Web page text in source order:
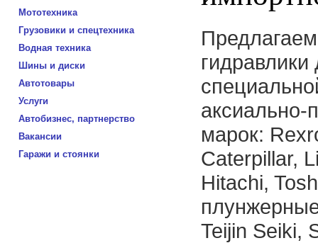
Мототехника
Грузовики и спецтехника
Водная техника
Шины и диски
Автотовары
Услуги
Автобизнес, партнерство
Вакансии
Гаражи и стоянки
аксиально-
марок:
Caterpillar,
Hitachi,
Teijin Seiki,